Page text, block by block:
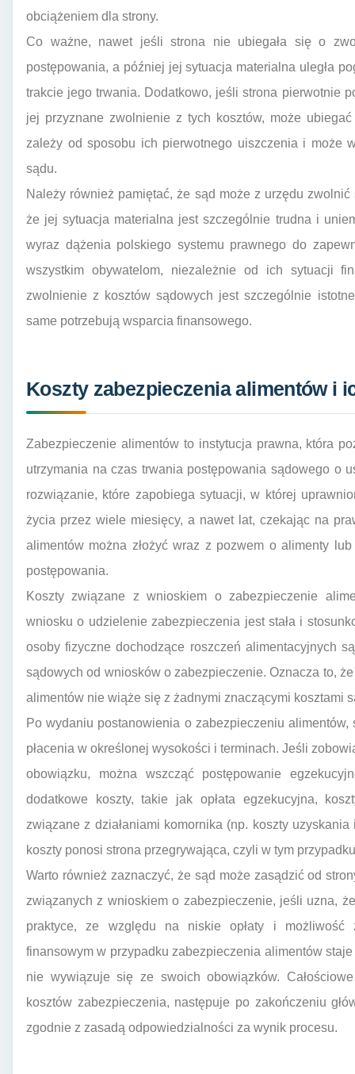
obciążeniem dla strony.
Co ważne, nawet jeśli strona nie ubiegała się o
postępowania, a później jej sytuacja materialna uległa
trakcie jego trwania. Dodatkowo, jeśli strona pierwotnie
jej przyznane zwolnienie z tych kosztów, może
zależy od sposobu ich pierwotnego uiszczenia i może
sądu.
Należy również pamiętać, że sąd może z urzędu
że jej sytuacja materialna jest szczególnie trudna i
wyraz dążenia polskiego systemu prawnego do
wszystkim obywatelom, niezależnie od ich sytuacji
zwolnienie z kosztów sądowych jest szczególnie
same potrzebują wsparcia finansowego.
Koszty zabezpieczenia alimentów i
Zabezpieczenie alimentów to instytucja prawna, która
utrzymania na czas trwania postępowania sądowego o
rozwiązanie, które zapobiega sytuacji, w której
życia przez wiele miesięcy, a nawet lat, czekając na
alimentów można złożyć wraz z pozwem o alimenty
postępowania.
Koszty związane z wnioskiem o zabezpieczenie
wniosku o udzielenie zabezpieczenia jest stała i
osoby fizyczne dochodzące roszczeń alimentacyjnych
sądowych od wniosków o zabezpieczenie. Oznacza to,
alimentów nie wiąże się z żadnymi znaczącymi kosztami
Po wydaniu postanowienia o zabezpieczeniu
płacenia w określonej wysokości i terminach. Jeśli
obowiązku, można wszcząć postępowanie
dodatkowe koszty, takie jak opłata egzekucyjna,
związane z działaniami komornika (np. koszty
koszty ponosi strona przegrywająca, czyli w tym
Warto również zaznaczyć, że sąd może zasądzić od
związanych z wnioskiem o zabezpieczenie, jeśli uzna,
praktyce, ze względu na niskie opłaty i możliwość
finansowym w przypadku zabezpieczenia alimentów
nie wywiązuje się ze swoich obowiązków.
kosztów zabezpieczenia, następuje po zakończeniu
zgodnie z zasadą odpowiedzialności za wynik procesu.